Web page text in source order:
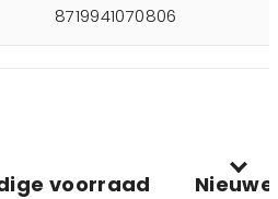
8719941070806
voorraad